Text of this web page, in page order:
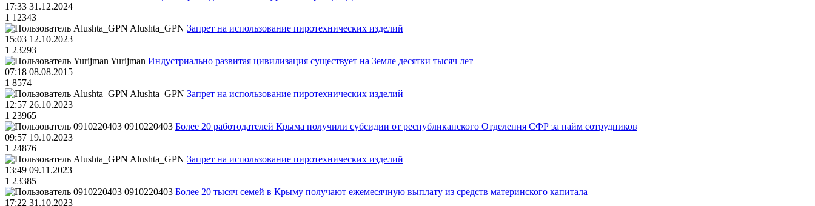
17:33 31.12.2024
1 12343
Alushta_GPN Запрет на использование пиротехнических изделий
15:03 12.10.2023
1 23293
Yurijman Индустриально развитая цивилизация существует на Земле десятки тысяч лет
07:18 08.08.2015
1 8574
Alushta_GPN Запрет на использование пиротехнических изделий
12:57 26.10.2023
1 23965
0910220403 Более 20 работодателей Крыма получили субсидии от республиканского Отделения СФР за найм сотрудников
09:57 19.10.2023
1 24876
Alushta_GPN Запрет на использование пиротехнических изделий
13:49 09.11.2023
1 23385
0910220403 Более 20 тысяч семей в Крыму получают ежемесячную выплату из средств материнского капитала
17:22 31.10.2023